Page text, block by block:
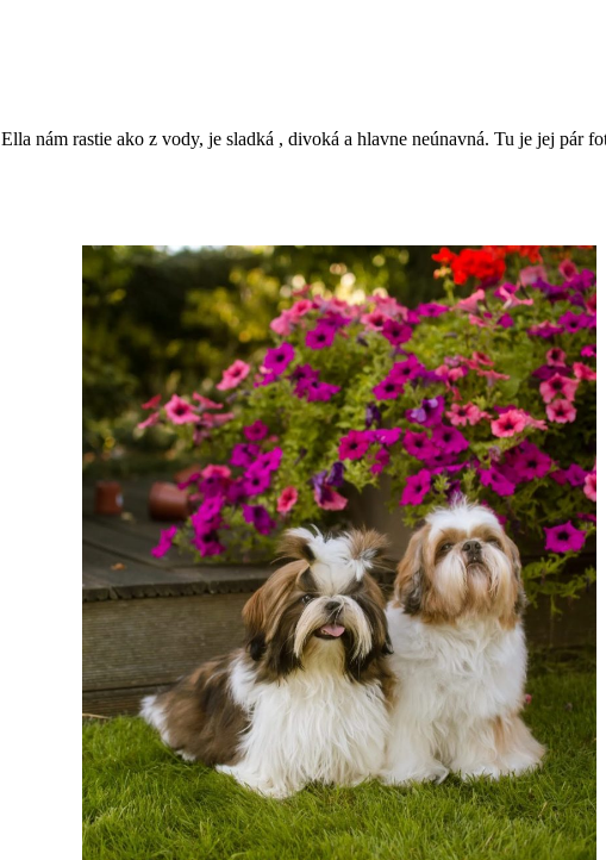
Ella nám rastie ako z vody, je sladká , divoká a hlavne neúnavná. Tu je jej